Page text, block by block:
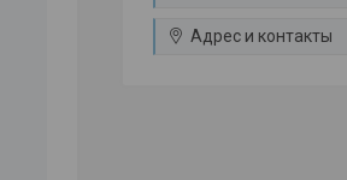
Адрес и контакты